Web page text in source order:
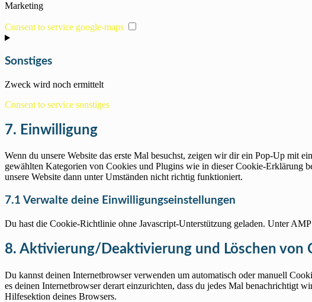
Marketing
Consent to service google-maps
Sonstiges
Zweck wird noch ermittelt
Consent to service sonstiges
7. Einwilligung
Wenn du unsere Website das erste Mal besuchst, zeigen wir dir ein Pop-Up mit
gewählten Kategorien von Cookies und Plugins wie in dieser Cookie-Erklärung
unsere Website dann unter Umständen nicht richtig funktioniert.
7.1 Verwalte deine Einwilligungseinstellungen
Du hast die Cookie-Richtlinie ohne Javascript-Unterstützung geladen. Unter
8. Aktivierung/Deaktivierung und Löschen von
Du kannst deinen Internetbrowser verwenden um automatisch oder manuell
es deinen Internetbrowser derart einzurichten, dass du jedes Mal
Hilfesektion deines Browsers.